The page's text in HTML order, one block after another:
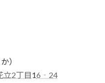
）
立2丁目16‐24